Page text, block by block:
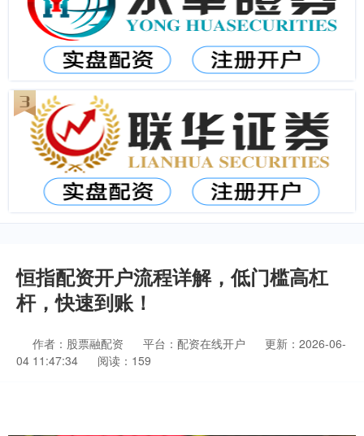
恒指配资开户流程详解，低门槛高杠
杆，快速到账！
作者：股票融配资 平台：配资在线开户
更新：2026-06-
04 11:47:34
阅读：159